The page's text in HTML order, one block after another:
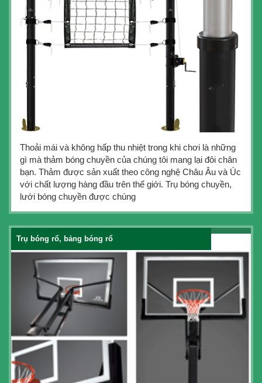
Thoải mái và không hấp thu nhiệt trong khi chơi là những
gì mà thảm bóng chuyền của chúng tôi mang lại đôi chân
bạn. Thảm được sản xuất theo công nghệ Châu Âu và Úc
với chất lượng hàng đầu trên thế giới. Trụ bóng chuyền,
lưới bóng chuyền được chúng
Trụ bóng rổ, bảng bóng rổ